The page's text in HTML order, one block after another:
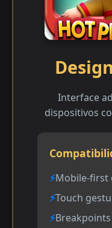
Interface
dispositivos
Mobile-first
Touch